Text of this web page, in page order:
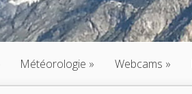
Météorologie » Webcams »